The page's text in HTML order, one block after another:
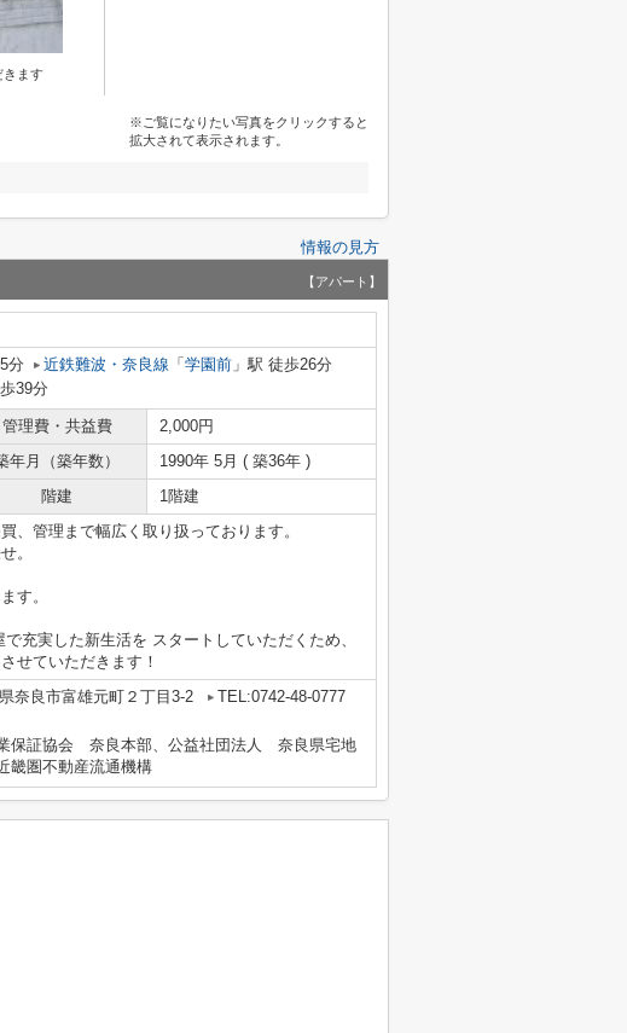
ます
※ご覧になりたい写真をクリックすると
拡大されて表示されます。
情報の見方
【アパート】
分 近鉄難波・奈良線 「 学園前 」駅 徒歩26分
39分
管理費・共益費
2,000円
年月（築年数）
1990年 5月 ( 築36年 )
階建 1階建
、管理まで幅広く取り扱っております。
。
す。
充実した新生活を スタートしていただくため、
せていただきます！
奈良市富雄元町２丁目3-2
TEL:0742-48-0777
保証協会 奈良本部、公益社団法人 奈良県宅地
畿圏不動産流通機構